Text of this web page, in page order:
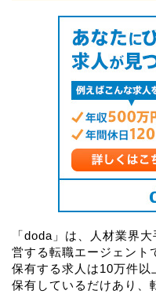
「doda」は、人材業界
営する転職エージェント
保有する求人は10万件以
保有しているだけあり、